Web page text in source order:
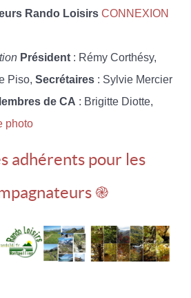
Rando Loisirs CONNEXION
Président : Rémy Corthésy,
Piso, Secrétaires : Sylvie Mercier
de CA : Brigitte Diotte,
photo
adhérents pour les
֎